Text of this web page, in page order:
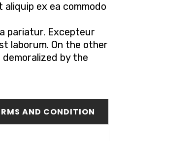
ex ea commodo
pariatur. Excepteur
laborum. On the other
by the
AND CONDITION